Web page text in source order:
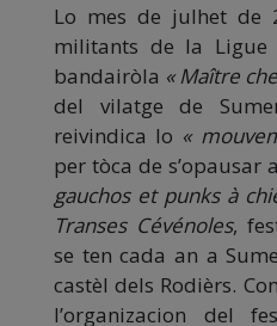
Lo mes de julhet de
militants de la
bandairòla « Maître
del vilatge de
reivindica lo «
per tòca de s’opausar
gauchos et punks à
Transes Cévénoles,
se ten cada an a
castèl dels Rodièrs.
l’organizacion del